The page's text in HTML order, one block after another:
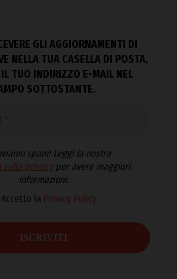
GLI AGGIORNAMENTI DI
NELLA TUA CASELLA DI POSTA,
TUO INDIRIZZO E-MAIL NEL
SOTTOSTANTE.
spam! Leggi la nostra
sulla privacyper avere maggiori
informazioni.
Accetto la Privacy Policy